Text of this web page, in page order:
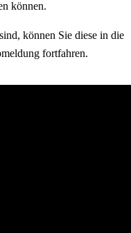
können.
können Sie diese in die
fortfahren.